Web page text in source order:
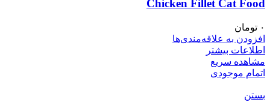
Chicken Fillet Cat Food
۰ تومان
افزودن به علاقه‌مندی‌ها
اطلاعات بیشتر
مشاهده سریع
اتمام موجودی
بستن